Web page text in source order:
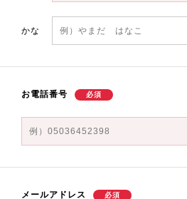
かな
お電話番号
メールアドレス